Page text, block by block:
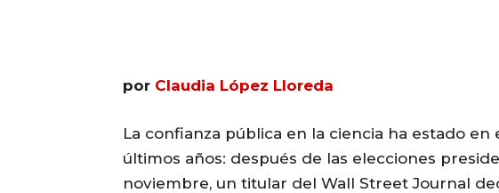
por Claudia López Lloreda
La confianza pública en la ciencia ha estado
últimos años: después de las elecciones
noviembre, un titular del Wall Street Journal